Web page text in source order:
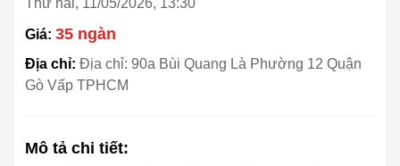
Thứ hai, 11/05/2026, 13:30
Giá: 35 ngàn
Địa chỉ: Địa chỉ: 90a Bùi Quang Là Phường 12 Quận
Gò Vấp TPHCM
Mô tả chi tiết: